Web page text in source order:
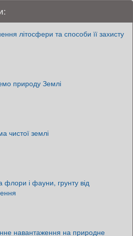
літосфери та способи її захисту
природу Землі
чистої землі
флори і фауни, грунту від
навантаження на природне